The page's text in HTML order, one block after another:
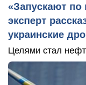
«Запускают
эксперт
украинские
Целями стал